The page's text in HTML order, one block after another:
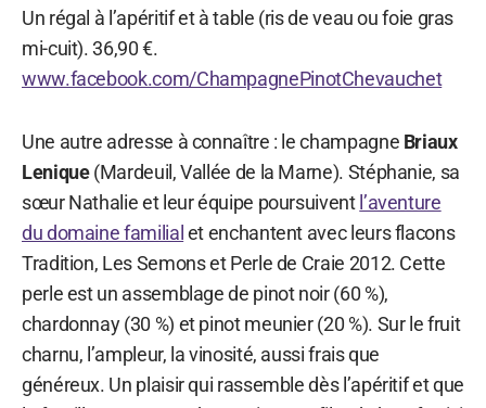
Un régal à l’apéritif et à table (ris de veau ou foie gras
mi-cuit). 36,90 €.
www.facebook.com/ChampagnePinotChevauchet
Une autre adresse à connaître : le champagne Briaux
Lenique(Mardeuil, Vallée de la Marne). Stéphanie, sa
sœur Nathalie et leur équipe poursuivent l’aventure
du domaine familial et enchantent avec leurs flacons
Tradition, Les Semons et Perle de Craie 2012. Cette
perle est un assemblage de pinot noir (60 %),
chardonnay (30 %) et pinot meunier (20 %). Sur le fruit
charnu, l’ampleur, la vinosité, aussi frais que
généreux. Un plaisir qui rassemble dès l’apéritif et que